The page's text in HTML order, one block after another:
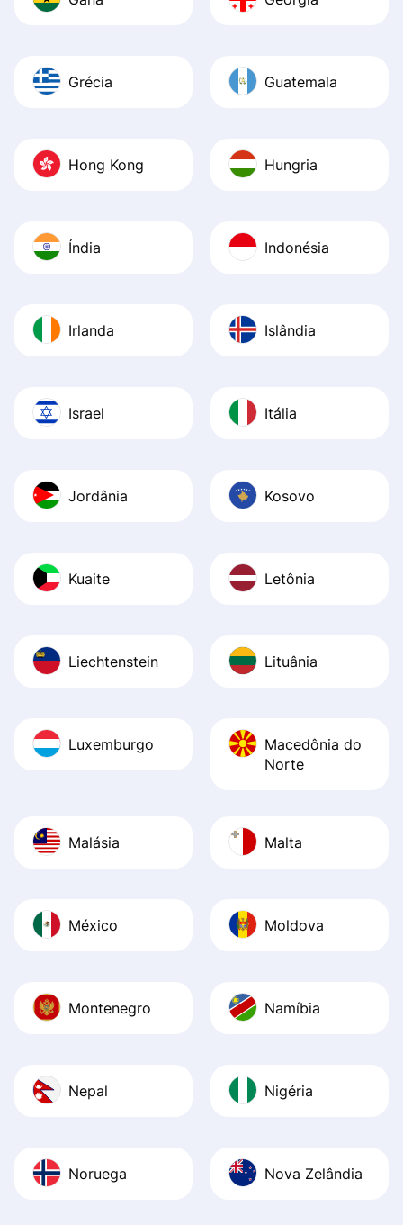
Grécia Guatemala
Hong Kong Hungria
Índia Indonésia
Irlanda Islândia
Israel Itália
Jordânia Kosovo
Kuaite Letônia
Liechtenstein Lituânia
Luxemburgo
Macedônia do
Norte
Malásia Malta
México Moldova
Montenegro Namíbia
Nepal Nigéria
Noruega Nova Zelândia